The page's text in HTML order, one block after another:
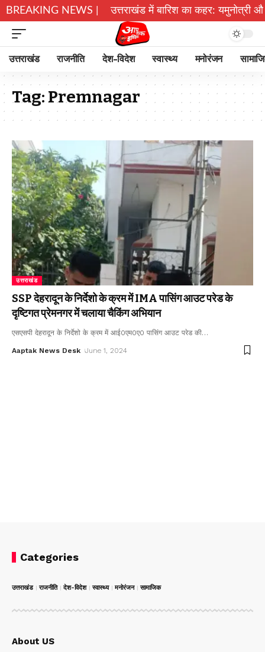
BREAKING NEWS |
को मिलेगी नई रफ्तार उत्तराखंड में बारिश का कहर: यमुनोत्री
उत्तराखंड राजनीति देश-विदेश स्वास्थ्य मनोरंजन
Tag:Premnagar
उत्तराखंड
SSP देहरादून के निर्देशो के क्रम में IMA पासिंग आउट परेड के
दृष्टिगत प्रेमनगर में चलाया चैकिंग अभियान
एसएसपी देहरादून के निर्देशो के क्रम में आई0एम0ए0 पासिंग आउट परेड की…
Aaptak News Desk June 1, 2024
Categories
उत्तराखंड राजनीति देश-विदेश स्वास्थ्य मनोरंजन सामाजिक
About US